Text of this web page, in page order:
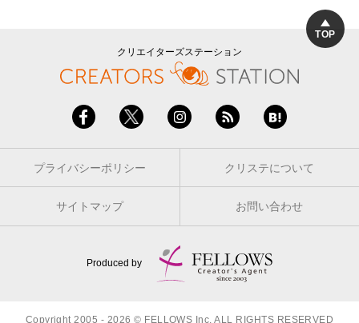
TOP
クリエイターズステーション
プライバシーポリシー クリステについて
サイトマップ お問い合わせ
Produced by
Copyright 2005 - 2026 © FELLOWS Inc. ALL RIGHTS RESERVED